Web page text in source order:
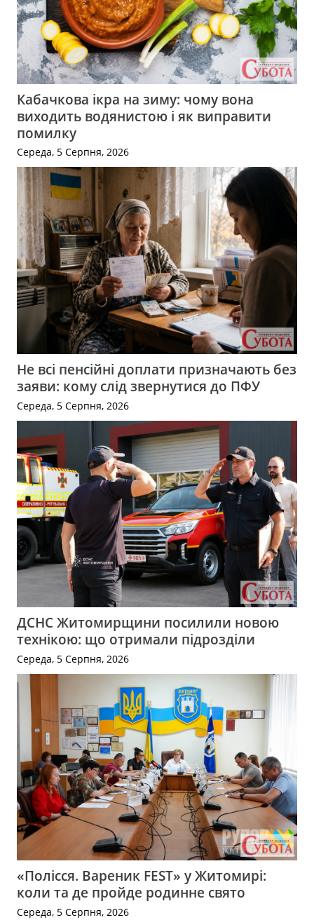
Кабачкова ікра на зиму: чому вона
виходить водянистою і як виправити
помилку
Середа, 5 Серпня, 2026
Не всі пенсійні доплати призначають без
заяви: кому слід звернутися до ПФУ
Середа, 5 Серпня, 2026
ДСНС Житомирщини посилили новою
технікою: що отримали підрозділи
Середа, 5 Серпня, 2026
«Полісся. Вареник FEST» у Житомирі:
коли та де пройде родинне свято
Середа, 5 Серпня, 2026